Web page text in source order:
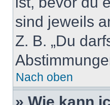
sind jeweils
Z. B. „Du
Nach oben